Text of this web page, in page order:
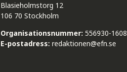
Blasieholmstorg 12
106 70 Stockholm
Organisationsnummer: 556930-1608
E-postadress: redaktionen@efn.se